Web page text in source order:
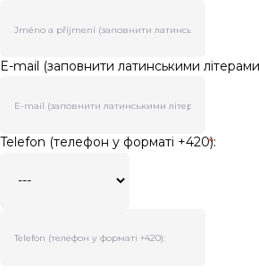
E-mail (заповнити латинськими
Telefon (телефон у форматі +420):
*